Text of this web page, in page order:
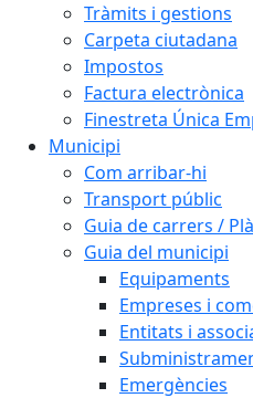
Tràmits i gestions
Carpeta ciutadana
Impostos
Factura electrònica
Finestreta Única
Municipi
Com arribar-hi
Transport públic
Guia de carrers /
Guia del municipi
Equipaments
Empreses i
Entitats i
Emergències